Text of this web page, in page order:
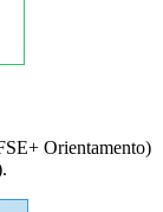
Orientamento)